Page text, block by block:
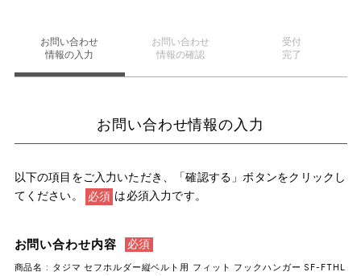
お問い合わせ
情報の入力
お問い合わせ
情報の確認
受付
完了
お問い合わせ情報の入力
以下の項目をご入力いただき、「確認する」ボタンをクリックし
てください。
必須 は必須入力です。
お問い合わせ内容 必須
商品名 : タジマ セフホルダー縦ベルト用 フィット フックハンガー SF-FTHL